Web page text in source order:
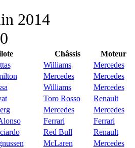
2014
Châssis
Moteur
Williams
Mercedes
Mercedes
Mercedes
Williams
Mercedes
Toro Rosso
Renault
Mercedes
Mercedes
Ferrari
Ferrari
Red Bull
Renault
McLaren
Mercedes